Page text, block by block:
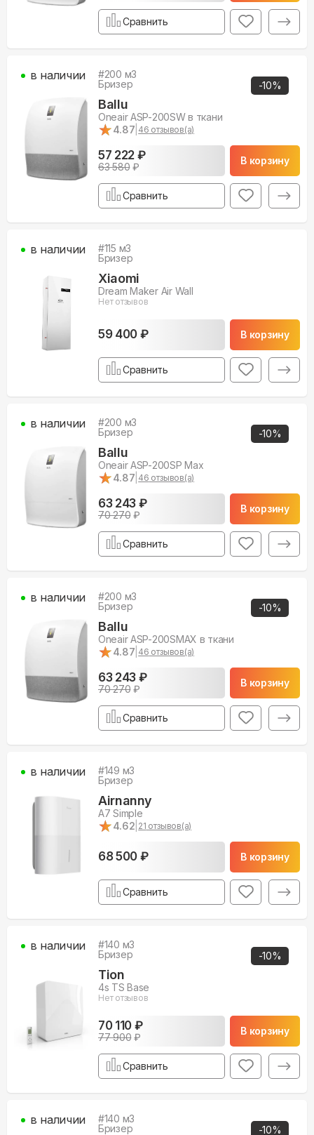
Сравнить
-10%
#200 м3
Бризер
Ballu
Oneair ASP-200SW в ткани
★
★4.87 46 отзывов(а)
57 222 ₽
63 580₽
В корзину
в наличии
Сравнить
#115 м3
Бризер
Xiaomi
Dream Maker Air Wall
Нет отзывов
59 400 ₽ В корзину
в наличии
Сравнить
-10%
#200 м3
Бризер
Ballu
Oneair ASP-200SP Max
★
★4.87 46 отзывов(а)
63 243 ₽
70 270₽
В корзину
в наличии
Сравнить
-10%
#200 м3
Бризер
Ballu
Oneair ASP-200SMAX в ткани
★
★4.87 46 отзывов(а)
63 243 ₽
70 270₽
В корзину
в наличии
Сравнить
#149 м3
Бризер
Airnanny
A7 Simple
★
★4.62 21 отзывов(а)
68 500 ₽ В корзину
в наличии
Сравнить
-10%
#140 м3
Бризер
Tion
4s TS Base
Нет отзывов
70 110 ₽
77 900₽
В корзину
в наличии
Сравнить
-10%
#140 м3
Бризер
в наличии